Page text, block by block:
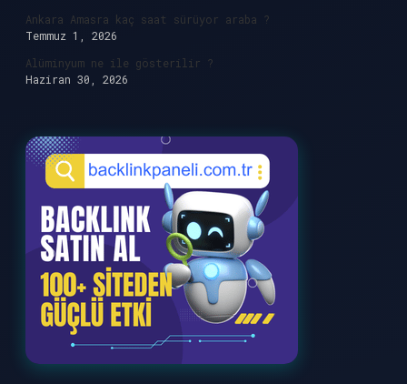
Ankara Amasra kaç saat sürüyor araba ?
Temmuz 1, 2026
Alüminyum ne ile gösterilir ?
Haziran 30, 2026